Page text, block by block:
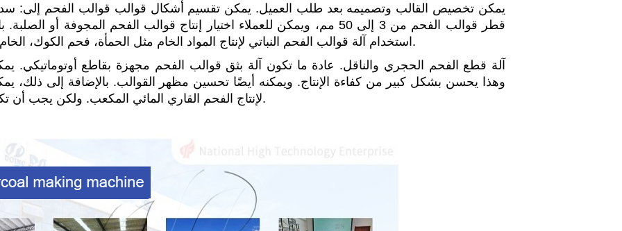
يمكن تخصيص القالب وتصميمه بعد طلب العميل. يمكن تقسيم أشكال قوالب قوالب الفحم إلى:
قطر قوالب الفحم من 3 إلى 50 مم، ويمكن للعملاء اختيار إنتاج قوالب الفحم المجوفة
استخدام آلة قوالب الفحم النباتي لإنتاج المواد الخام مثل الحمأة، فحم الكوك، الخام، روث البقر، ثفل الزيتون، وما إلى ذلك.
آلة قطع الفحم الحجري والناقل. عادة ما تكون آلة بثق قوالب الفحم مجهزة بقاطع أوتوماتيكي.
وهذا يحسن بشكل كبير من كفاءة الإنتاج. ويمكنه أيضًا تحسين مظهر القوالب. بالإضافة إلى ذلك،
لإنتاج الفحم القاري المائي المكعب. ولكن يجب أن تكون متطابقة مع آلة القطع الأوتوماتيكية.